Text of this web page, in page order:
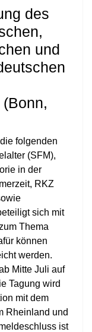
des
und
folgenden
(SFM),
in der
RKZ
sich mit
Thema
können
werden.
Mitte Juli auf
Tagung wird
mit dem
Rheinland und
ist